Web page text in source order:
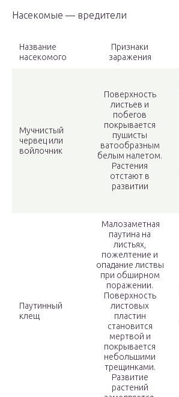
Насекомые — вредители
Название
насекомого
Признаки
заражения
Мучнистый
червец или
войлочник
Поверхность
листьев и
побегов
покрывается
пушисты
ватообразным
белым налетом.
Растения
отстают в
развитии
Паутинный
клещ
Малозаметная
паутина на
листьях,
пожелтение и
опадание листвы
при обширном
поражении.
Поверхность
листовых
пластин
становится
мертвой и
покрывается
небольшими
трещинками.
Развитие
растений